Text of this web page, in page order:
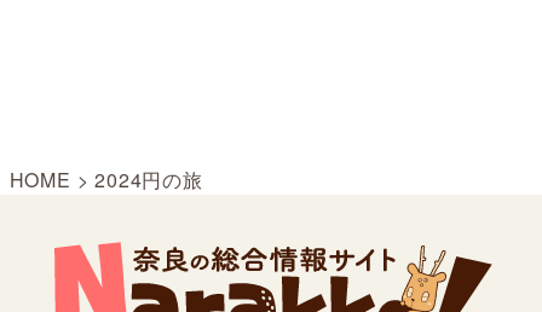
HOME >2024円の旅